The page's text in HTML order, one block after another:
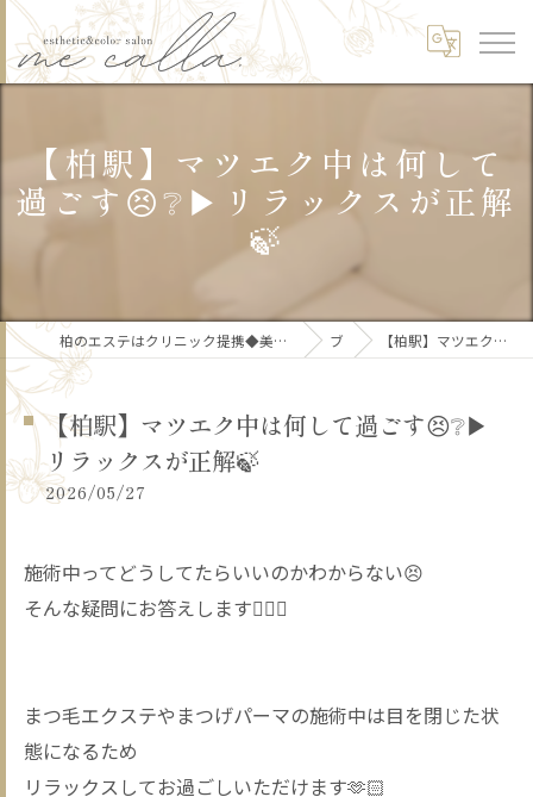
【柏駅】マツエク中は何して
過ごす😣❔▶︎リラックスが正解
🍃
柏のエステはクリニック提携◆美肌/リフトアップ/痩身/骨格矯正/頭皮ケア/ブライダルme calla.【ミーカラー】 ブログ 【柏駅】マツエク中は何して過ごす😣❔▶︎リラックスが正解🍃
【柏駅】マツエク中は何して過ごす😣❔▶︎
リラックスが正解🍃
2026/05/27
施術中ってどうしてたらいいのかわからない😣
そんな疑問にお答えします🧚🏻‍♀️
まつ毛エクステやまつげパーマの施術中は目を閉じた状
態になるため
リラックスしてお過ごしいただけます🫶🏻